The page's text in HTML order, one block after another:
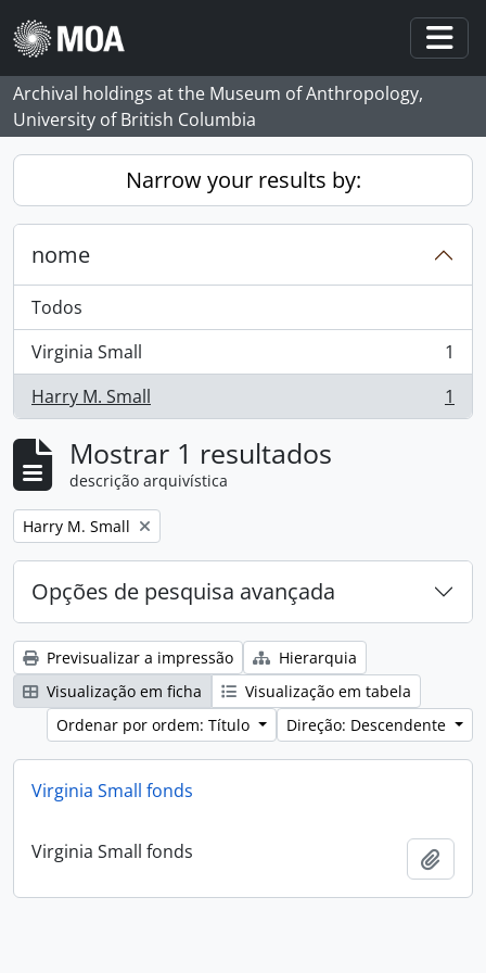
Skip to main content
Archival holdings at the Museum of Anthropology,
University of British Columbia
Narrow your results by:
nome
Todos
Virginia Small
, 1 resultados
1
Harry M. Small
, 1 resultados 1
Mostrar 1 resultados
descrição arquivística
Remove filter:
Harry M. Small
Opções de pesquisa avançada
Previsualizar a impressão
Hierarquia
Visualização em ficha
Visualização em tabela
Ordenar por ordem: Título
Direção: Descendente
Virginia Small fonds
Virginia Small fonds